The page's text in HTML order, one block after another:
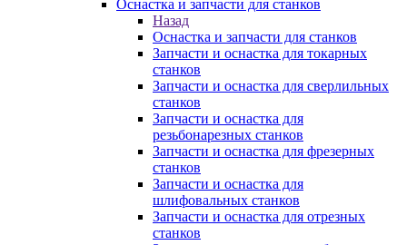
Оснастка и запчасти для станков
Назад
Оснастка и запчасти для станков
Запчасти и оснастка для токарных
станков
Запчасти и оснастка для сверлильных
станков
Запчасти и оснастка для
резьбонарезных станков
Запчасти и оснастка для фрезерных
станков
Запчасти и оснастка для
шлифовальных станков
Запчасти и оснастка для отрезных
станков